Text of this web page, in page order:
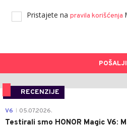
Pristajete na pravila korišćenja
POŠALJI
RECENZIJE
V6 05.07.2026.
Testirali smo HONOR Magic V6: